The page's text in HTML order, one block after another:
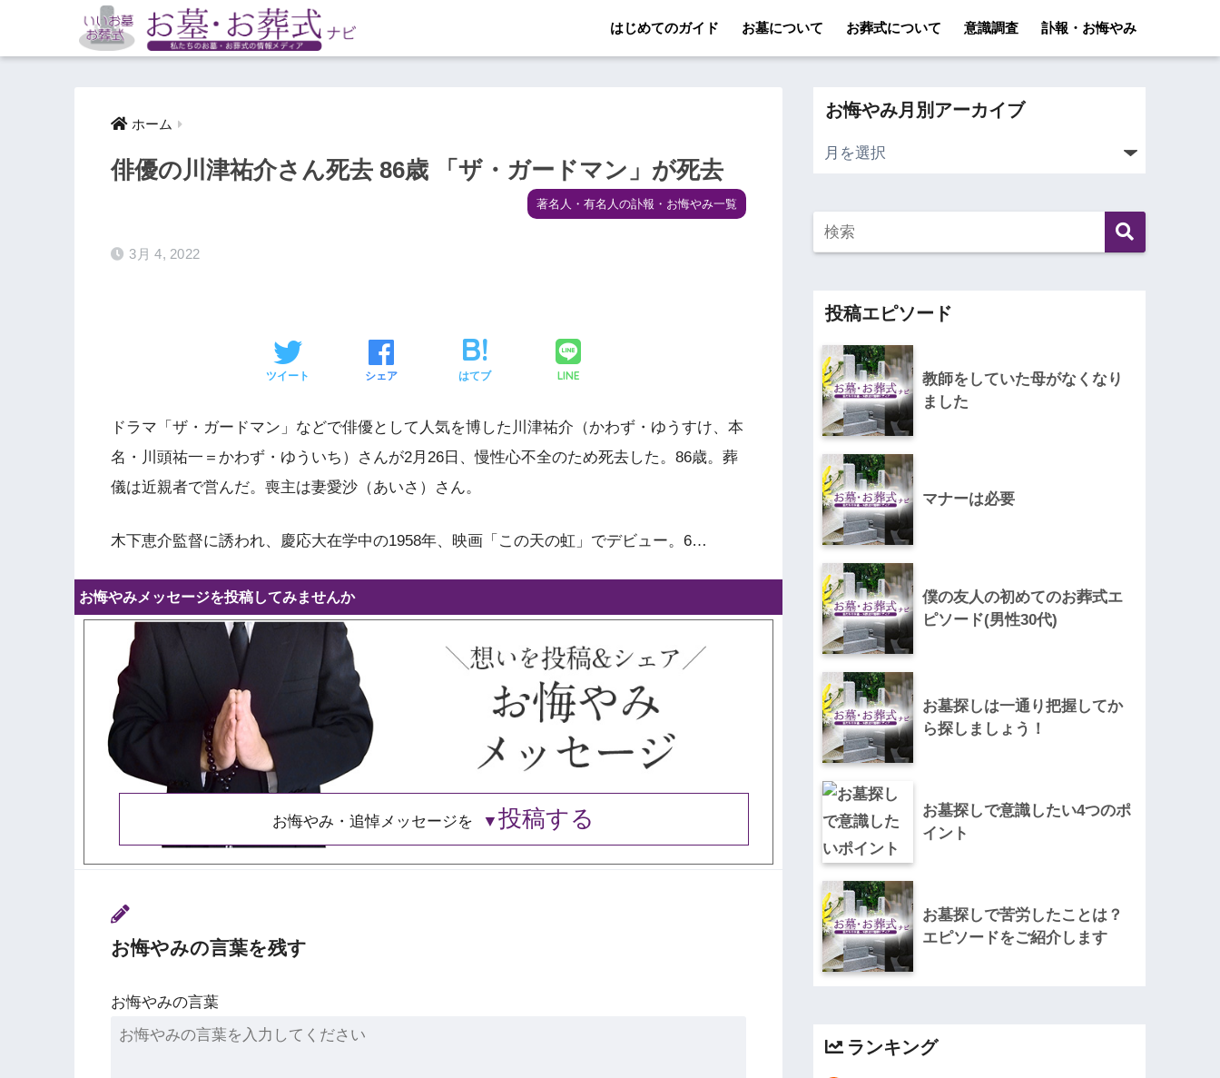
はじめてのガイド お墓について お葬式について 意識調査 訃報・お悔やみ
ホーム
俳優の川津祐介さん死去 86歳 「ザ・ガードマン」が死去
著名人・有名人の訃報・お悔やみ一覧
3月 4, 2022
ツイート シェア はてブ LINE
ドラマ「ザ・ガードマン」などで俳優として人気を博した川津祐介（かわず・ゆうすけ、本
名・川頭祐一＝かわず・ゆういち）さんが2月26日、慢性心不全のため死去した。86歳。葬
儀は近親者で営んだ。喪主は妻愛沙（あいさ）さん。
木下恵介監督に誘われ、慶応大在学中の1958年、映画「この天の虹」でデビュー。6…
お悔やみメッセージを投稿してみませんか
お悔やみ・追悼メッセージを 投稿する
お悔やみの言葉を残す
お悔やみの言葉
お悔やみ月別アーカイブ
投稿エピソード
教師をしていた母がなくなり
ました
マナーは必要
僕の友人の初めてのお葬式エ
ピソード(男性30代)
お墓探しは一通り把握してか
ら探しましょう！
お墓探しで意識したい4つのポ
イント
お墓探しで苦労したことは？
エピソードをご紹介します
ランキング